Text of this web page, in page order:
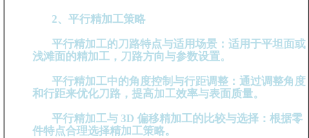
2、平行精加工策略
平行精加工的刀路特点与适用场景：适用于平坦面或
浅滩面的精加工，刀路方向与参数设置。
平行精加工中的角度控制与行距调整：通过调整角度
和行距来优化刀路，提高加工效率与表面质量。
平行精加工与 3D 偏移精加工的比较与选择：根据零
件特点合理选择精加工策略。